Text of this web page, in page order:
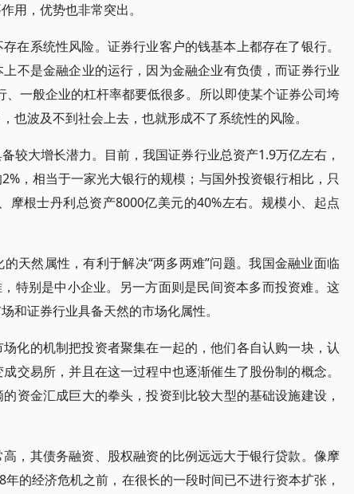
用，优势也非常突出。
在系统性风险。证券行业客户的钱基本上都存在了银行。
不是金融企业的运行，因为金融企业有负债，而证券行业
一般企业的杠杆率都要低很多。所以即使某个证券公司垮
也波及不到社会上去，也就形成不了系统性的风险。
较大增长潜力。目前，我国证券行业总资产1.9万亿左右，
，相当于一家光大银行的规模；与国外投资银行相比，只
摩根士丹利总资产8000亿美元的40%左右。规模小、起点
天然属性，有利于解决“两多两难”问题。我国金融业面临
特别是中小企业。另一方面则是民间资本多而投资难。这
和证券行业具备天然的市场化属性。
化的机制把投资者聚集在一起的，他们各自认购一块，认
交易所，并且在这一过程中也逐渐催生了股份制的概念。
资金汇成巨大的拳头，投资到比较大型的基础设施建设，
，其债务融资、股权融资的比例远远大于银行贷款。像摩
的经济危机之前，在很长的一段时间已不进行资本扩张，